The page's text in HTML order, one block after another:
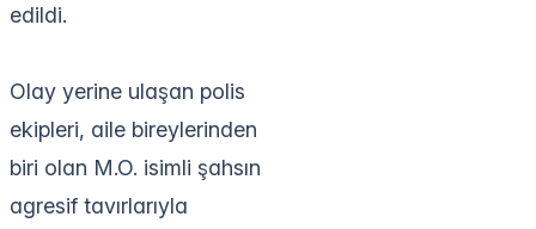
edildi.
Olay yerine ulaşan polis
ekipleri, aile bireylerinden
biri olan M.O. isimli şahsın
agresif tavırlarıyla